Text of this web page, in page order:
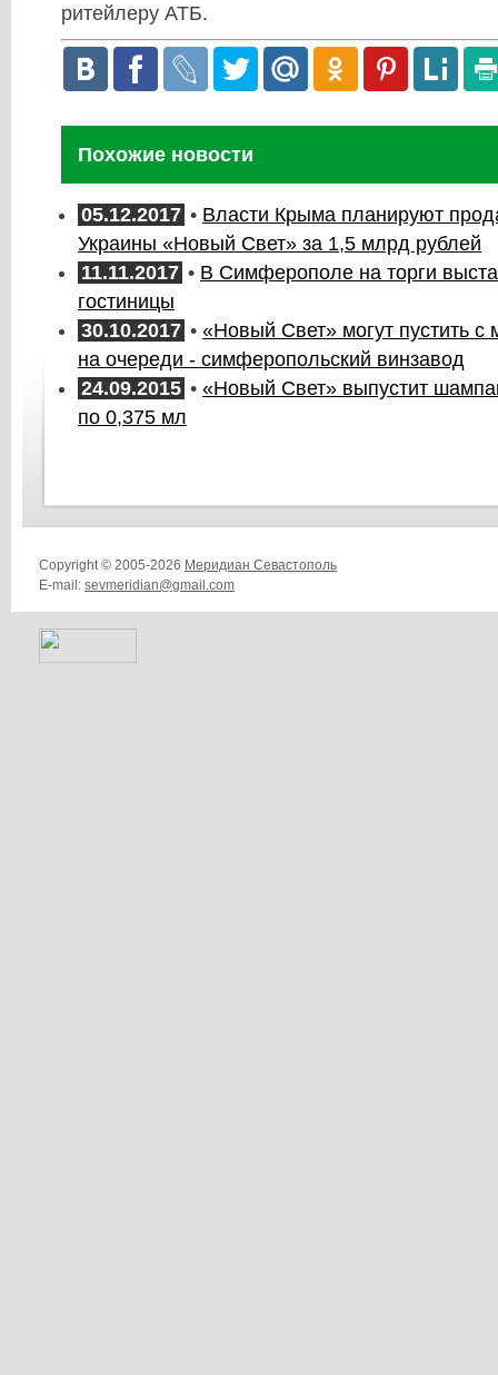
ритейлеру АТБ.
Похожие новости
05.12.2017 • Власти Крыма планируют
Украины «Новый Свет» за 1,5 млрд рублей
11.11.2017 • В Симферополе на торги
гостиницы
30.10.2017 • «Новый Свет» могут пустить с
на очереди - симферопольский винзавод
24.09.2015 • «Новый Свет» выпустит
по 0,375 мл
Copyright © 2005-2026 Меридиан Севастополь
E-mail: sevmeridian@gmail.com